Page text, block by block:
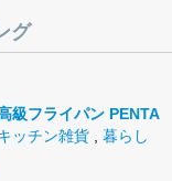
グ
級フライパン PENTA
ッチン雑貨
暮らし